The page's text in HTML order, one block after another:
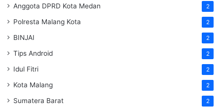
Anggota DPRD Kota Medan 2
Polresta Malang Kota 2
BINJAI 2
Tips Android 2
Idul Fitri 2
Kota Malang 2
Sumatera Barat 2